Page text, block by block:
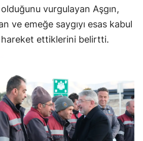
İzmir
Kars
Kırklareli
Kırşehir
Kocaeli
vurgulayan Aşgın,
ve emeğe saygıyı esas kabul
hareket ettiklerini belirtti.